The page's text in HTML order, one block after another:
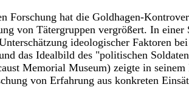
Forschung hat die Goldhagen-
von Tätergruppen vergrößert. In
ideologischer Faktoren
das Idealbild des "politischen
Memorial Museum) zeigte in
von Erfahrung aus konkreten